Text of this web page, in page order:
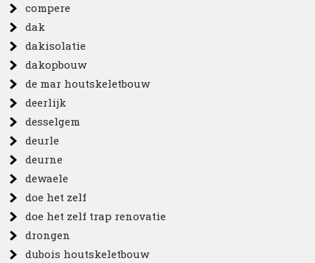
compere
dak
dakisolatie
dakopbouw
de mar houtskeletbouw
deerlijk
desselgem
deurle
deurne
dewaele
doe het zelf
doe het zelf trap renovatie
drongen
dubois houtskeletbouw